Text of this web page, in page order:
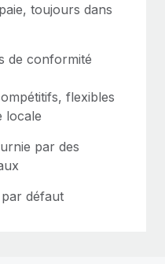
toujours dans
de conformité
flexibles
locale
par des
défaut